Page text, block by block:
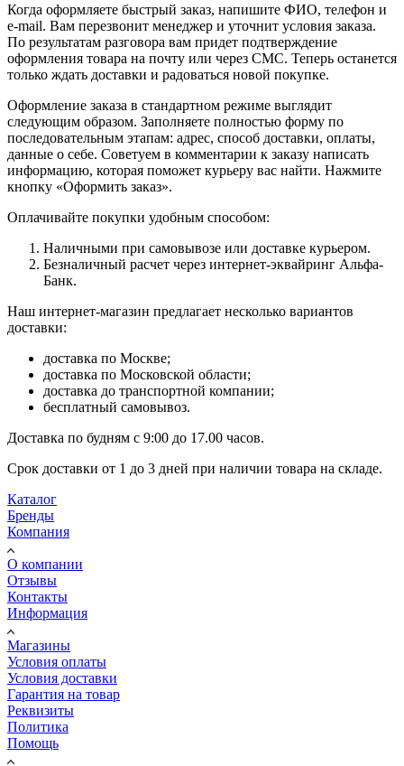
Когда оформляете быстрый заказ, напишите ФИО, телефон и
e-mail. Вам перезвонит менеджер и уточнит условия заказа.
По результатам разговора вам придет подтверждение
оформления товара на почту или через СМС. Теперь останется
только ждать доставки и радоваться новой покупке.
Оформление заказа в стандартном режиме выглядит
следующим образом. Заполняете полностью форму по
последовательным этапам: адрес, способ доставки, оплаты,
данные о себе. Советуем в комментарии к заказу написать
информацию, которая поможет курьеру вас найти. Нажмите
кнопку «Оформить заказ».
Оплачивайте покупки удобным способом:
Наличными при самовывозе или доставке курьером.
Безналичный расчет через интернет-эквайринг Альфа-
Банк.
Наш интернет-магазин предлагает несколько вариантов
доставки:
доставка по Москве;
доставка по Московской области;
доставка до транспортной компании;
бесплатный самовывоз.
Доставка по будням с 9:00 до 17.00 часов.
Срок доставки от 1 до 3 дней при наличии товара на складе.
Каталог
Бренды
Компания
О компании
Отзывы
Контакты
Информация
Магазины
Условия оплаты
Условия доставки
Гарантия на товар
Реквизиты
Политика
Помощь